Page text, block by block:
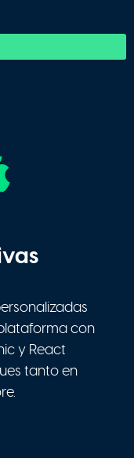
con
y React
tanto en